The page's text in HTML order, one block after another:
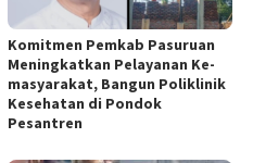
Komitmen Pemkab Pasuruan
Meningkatkan Pelayanan Ke-
masyarakat, Bangun Poliklinik
Kesehatan di Pondok
Pesantren